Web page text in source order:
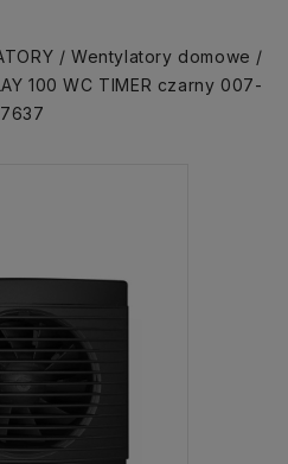
Wentylatory domowe
100 WC TIMER czarny 007-
7637